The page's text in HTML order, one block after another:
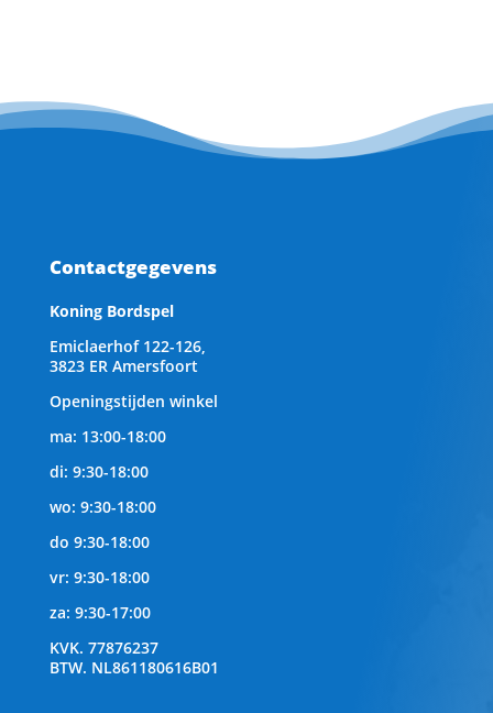
Contactgegevens
Koning Bordspel
Emiclaerhof 122-126,
3823 ER Amersfoort
Openingstijden winkel
ma: 13:00-18:00
di: 9:30-18:00
wo: 9:30-18:00
do 9:30-18:00
vr: 9:30-18:00
za: 9:30-17:00
KVK. 77876237
BTW. NL861180616B01